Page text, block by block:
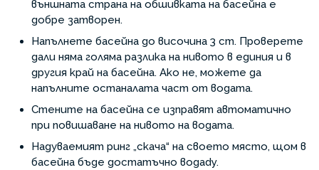
външната страна на обшивката на басейна е
добре затворен.
Напълнете басейна до височина 3 cm. Проверете
дали няма голяма разлика на нивото в единия и в
другия край на басейна. Ако не, можете да
напълните останалата част от водата.
Стените на басейна се изправят автоматично
при повишаване на нивото на водата.
Надуваемият ринг „скача“ на своето място, щом в
басейна бъде достатъчно водаdy.